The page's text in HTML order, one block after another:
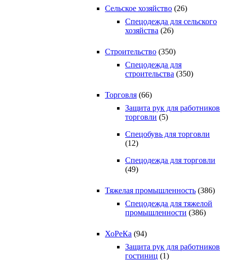
Сельское хозяйство (26)
Спецодежда для сельского
хозяйства (26)
Строительство (350)
Спецодежда для
строительства (350)
Торговля (66)
Защита рук для работников
торговли (5)
Спецобувь для торговли
(12)
Спецодежда для торговли
(49)
Тяжелая промышленность (386)
Спецодежда для тяжелой
промышленности (386)
ХоРеКа (94)
Защита рук для работников
гостиниц (1)